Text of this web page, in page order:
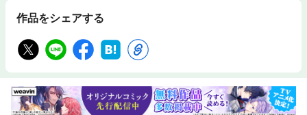
作品をシェアする